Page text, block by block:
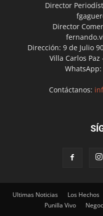
Director
Director
Dirección: 9 de Julio
Villa Carlos
WhatsApp:
Contáctanos:
Ultimas Noticias Los Hechos
Punilla Vivo